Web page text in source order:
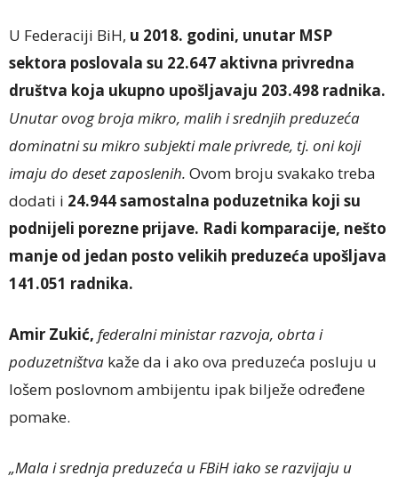
U Federaciji BiH, u 2018. godini, unutar MSP
sektora poslovala su 22.647 aktivna privredna
društva koja ukupno upošljavaju 203.498 radnika.
Unutar ovog broja mikro, malih i srednjih preduzeća
dominatni su mikro subjekti male privrede, tj. oni koji
imaju do deset zaposlenih. Ovom broju svakako treba
dodati i 24.944 samostalna poduzetnika koji su
podnijeli porezne prijave. Radi komparacije, nešto
manje od jedan posto velikih preduzeća upošljava
141.051 radnika.
Amir Zukić, federalni ministar razvoja, obrta i
poduzetništva kaže da i ako ova preduzeća posluju u
lošem poslovnom ambijentu ipak bilježe određene
pomake.
„Mala i srednja preduzeća u FBiH iako se razvijaju u